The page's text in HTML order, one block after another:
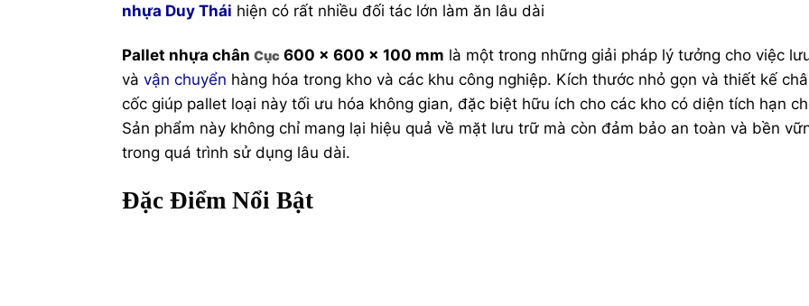
nhựa Duy Thái hiện có rất nhiều đối tác lớn làm ăn lâu dài
Pallet nhựa chân Cục 600 x 600 x 100 mm là một trong những giải pháp lý tưởng cho việc
và vận chuyển hàng hóa trong kho và các khu công nghiệp. Kích thước nhỏ gọn và thiết kế
cốc giúp pallet loại này tối ưu hóa không gian, đặc biệt hữu ích cho các kho có diện tích hạn
Sản phẩm này không chỉ mang lại hiệu quả về mặt lưu trữ mà còn đảm bảo an toàn và bền
trong quá trình sử dụng lâu dài.
Đặc Điểm Nổi Bật